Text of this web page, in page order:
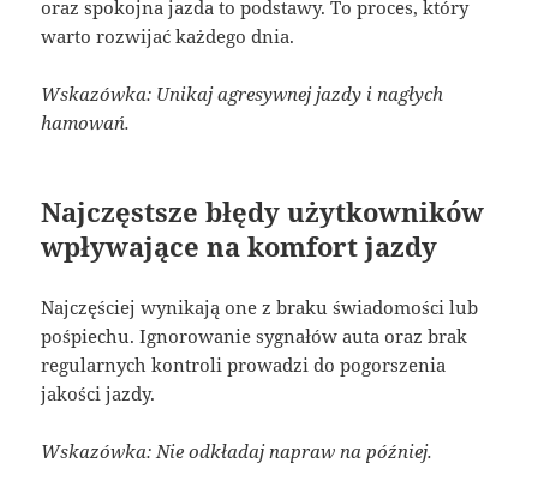
oraz spokojna jazda to podstawy. To proces, który
warto rozwijać każdego dnia.
Wskazówka: Unikaj agresywnej jazdy i nagłych
hamowań.
Najczęstsze błędy użytkowników
wpływające na komfort jazdy
Najczęściej wynikają one z braku świadomości lub
pośpiechu. Ignorowanie sygnałów auta oraz brak
regularnych kontroli prowadzi do pogorszenia
jakości jazdy.
Wskazówka: Nie odkładaj napraw na później.